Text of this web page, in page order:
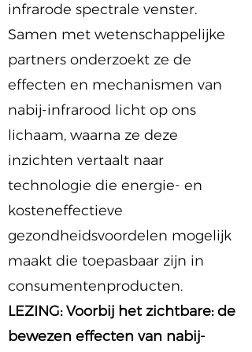
infrarode spectrale venster.
Samen met wetenschappelijke
partners onderzoekt ze de
effecten en mechanismen van
nabij-infrarood licht op ons
lichaam, waarna ze deze
inzichten vertaalt naar
technologie die energie- en
kosteneffectieve
gezondheidsvoordelen mogelijk
maakt die toepasbaar zijn in
consumentenproducten.
LEZING: Voorbij het zichtbare: de
bewezen effecten van nabij-